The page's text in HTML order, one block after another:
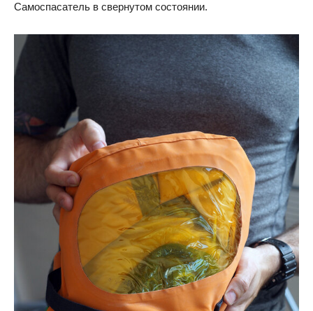
Самоспасатель в свернутом состоянии.